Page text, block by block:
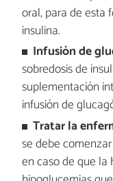
oral, para de esta
insulina.
Infusión de
sobredosis de
suplementación
infusión de
Tratar la
se debe
en caso de que la